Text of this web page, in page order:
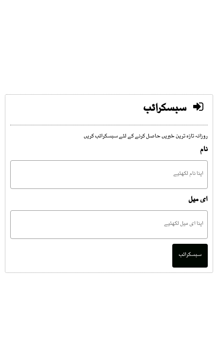
سبسکرائب
روزانہ تازہ ترین خبریں حاصل کرنے کے لئے سبسکرائب کریں
نام
ای میل
سبسکرائب